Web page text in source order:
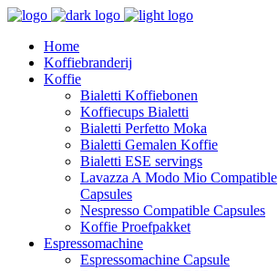
Home
Koffiebranderij
Koffie
Bialetti Koffiebonen
Koffiecups Bialetti
Bialetti Perfetto Moka
Bialetti Gemalen Koffie
Bialetti ESE servings
Lavazza A Modo Mio Compatible
Capsules
Nespresso Compatible Capsules
Koffie Proefpakket
Espressomachine
Espressomachine Capsule